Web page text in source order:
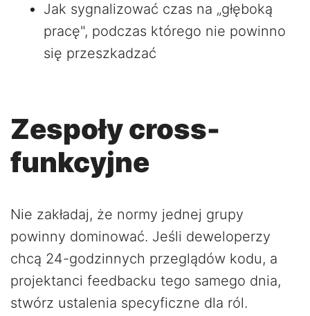
Jak sygnalizować czas na „głęboką
pracę", podczas którego nie powinno
się przeszkadzać
Zespoły cross-
funkcyjne
Nie zakładaj, że normy jednej grupy
powinny dominować. Jeśli deweloperzy
chcą 24-godzinnych przeglądów kodu, a
projektanci feedbacku tego samego dnia,
stwórz ustalenia specyficzne dla ról.